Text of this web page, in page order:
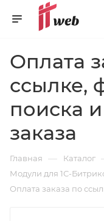
Оплата
ссылке,
поиска
заказа
Главная — Каталог
Модули для 1С-
Оплата заказа по